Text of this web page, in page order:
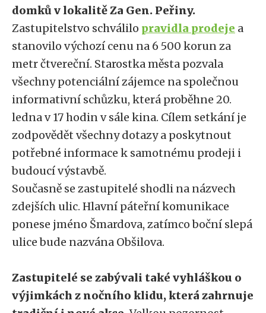
domků v lokalitě Za Gen. Peřiny.
Zastupitelstvo schválilo pravidla prodeje a
stanovilo výchozí cenu na 6 500 korun za
metr čtvereční. Starostka města pozvala
všechny potenciální zájemce na společnou
informativní schůzku, která proběhne 20.
ledna v 17 hodin v sále kina. Cílem setkání je
zodpovědět všechny dotazy a poskytnout
potřebné informace k samotnému prodeji i
budoucí výstavbě.
Současně se zastupitelé shodli na názvech
zdejších ulic. Hlavní páteřní komunikace
ponese jméno Šmardova, zatímco boční slepá
ulice bude nazvána Obšilova.
Zastupitelé se zabývali také vyhláškou o
výjimkách z nočního klidu, která zahrnuje